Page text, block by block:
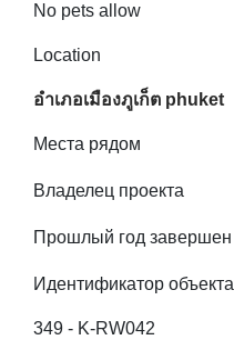
No pets allow
Location
อำเภอเมืองภูเก็ต phuket
Места рядом
Владелец проекта
Прошлый год завершен
Идентификатор объекта
349 - K-RW042